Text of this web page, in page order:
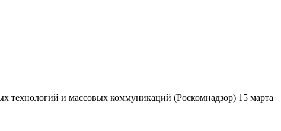
и массовых коммуникаций (Роскомнадзор) 15 марта